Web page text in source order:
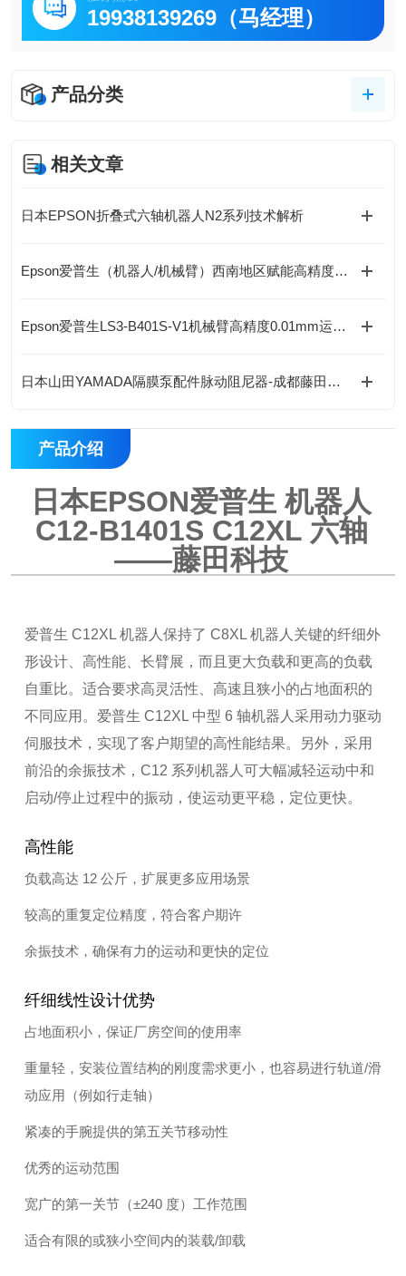
19938139269（马经理）
产品分类
相关文章
日本EPSON折叠式六轴机器人N2系列技术解析
Epson爱普生（机器人/机械臂）西南地区赋能高精度自动化作业
Epson爱普生LS3-B401S-V1机械臂高精度0.01mm运行稳定
日本山田YAMADA隔膜泵配件脉动阻尼器-成都藤田科技提供
产品介绍
日本EPSON爱普生 机器人
C12-B1401S C12XL六轴
——藤田科技
爱普生 C12XL 机器人保持了 C8XL 机器人关键的纤细外
形设计、高性能、长臂展，而且更大负载和更高的负载
自重比。适合要求高灵活性、高速且狭小的占地面积的
不同应用。爱普生 C12XL 中型 6 轴机器人采用动力驱动
伺服技术，实现了客户期望的高性能结果。另外，采用
前沿的余振技术，C12 系列机器人可大幅减轻运动中和
启动/停止过程中的振动，使运动更平稳，定位更快。
高性能
负载高达 12 公斤，扩展更多应用场景
较高的重复定位精度，符合客户期许
余振技术，确保有力的运动和更快的定位
纤细线性设计优势
占地面积小，保证厂房空间的使用率
重量轻，安装位置结构的刚度需求更小，也容易进行轨道/滑
动应用（例如行走轴）
紧凑的手腕提供的第五关节移动性
优秀的运动范围
宽广的第一关节（±240 度）工作范围
适合有限的或狭小空间内的装载/卸载